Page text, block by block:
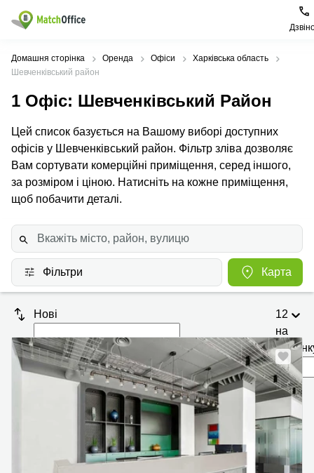
Орендувати
Тип
приміщення
Офіси
Бізнес-
центри
Коворкінги
офіси
Популярні
міста
Київ
Печерський
район
Подільський
Солом'янський
район
Львів
Івано-
Популярні
пошуки
Бізнес
центри
Офіси у
Печерському
Конференц-
зал Львів
Коворкінг
Допомога
Про нас
Здати в оренду
Ціна
Увійти
Домашня сторінка Оренда Офіси
Харківська область
Шевченківський район
1 Офіс: Шевченківський Район
Цей список базується на Вашому виборі доступних
офісів у Шевченківський район. Фільтр зліва дозволяє
Вам сортувати комерційні приміщення, серед іншого,
за розміром і ціною. Натисніть на кожне приміщення,
щоб побачити деталі.
Фільтри Карта
Нові
12
на